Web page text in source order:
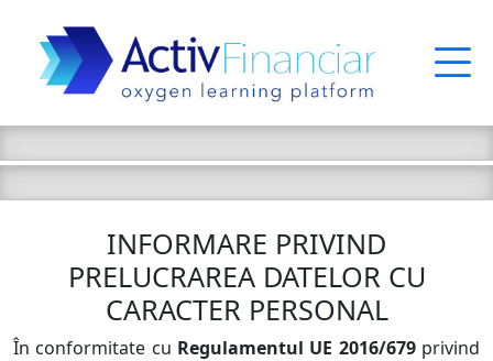
INFORMARE PRIVIND
PRELUCRAREA DATELOR CU
CARACTER PERSONAL
În conformitate cu Regulamentul UE 2016/679privind